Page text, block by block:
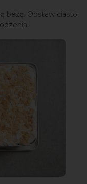
bezą. Odstaw ciasto